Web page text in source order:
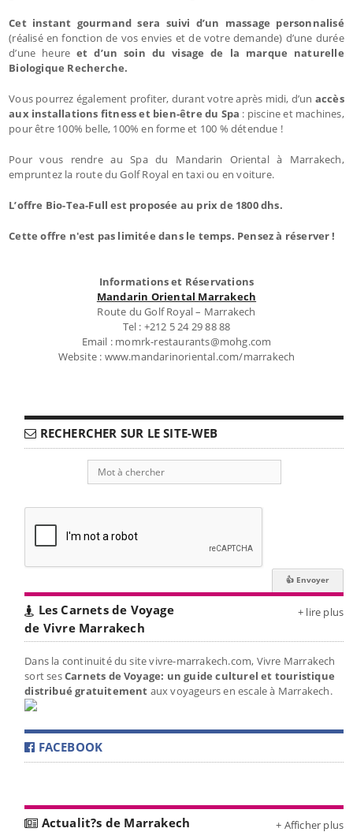
Cet instant gourmand sera suivi d’un massage personnalisé
(réalisé en fonction de vos envies et de votre demande) d’une durée
d’une heureet d’un soin du visage de la marque naturelle
Biologique Recherche.
Vous pourrez également profiter, durant votre après midi, d’un accès
aux installations fitness et bien-être du Spa : piscine et machines,
pour être 100% belle, 100% en forme et 100 % détendue !
Pour vous rendre au Spa du Mandarin Oriental à Marrakech,
empruntez la route du Golf Royal en taxi ou en voiture.
L’offre Bio-Tea-Full est proposée au prix de 1800 dhs.
Cette offre n'est pas limitée dans le temps. Pensez à réserver !
Informations et Réservations
Mandarin Oriental Marrakech
Route du Golf Royal – Marrakech
Tel : +212 5 24 29 88 88
Email : momrk-restaurants@mohg.com
Website : www.mandarinoriental.com/marrakech
RECHERCHER SUR LE SITE-WEB
Les Carnets de Voyage
de Vivre Marrakech
+ lire plus
Dans la continuité du site vivre-marrakech.com, Vivre Marrakech
sort sesCarnets de Voyage: un guide culturel et touristique
distribué gratuitement aux voyageurs en escale à Marrakech.
FACEBOOK
Actualit?s de Marrakech + Afficher plus